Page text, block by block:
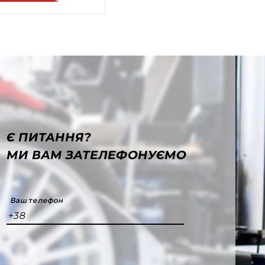
Є ПИТАННЯ?
МИ ВАМ ЗАТЕЛЕФОНУЄМО
Ваш телефон
+38